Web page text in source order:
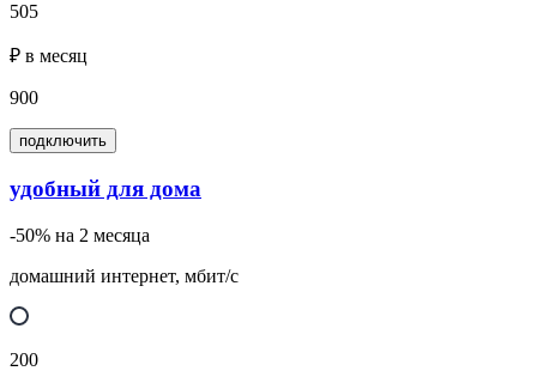
505
₽ в месяц
900
подключить
удобный для дома
-50% на 2 месяца
домашний интернет, мбит/с
200